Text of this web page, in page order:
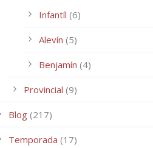
Infantíl (6)
Alevín (5)
Benjamín (4)
Provincial (9)
Blog (217)
Temporada (17)